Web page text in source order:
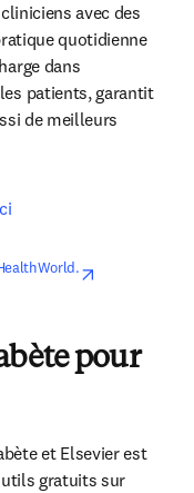
avec des
quotidienne
dans
patients, garantit
de meilleurs
pour
et Elsevier est
new tab/window
gratuits sur